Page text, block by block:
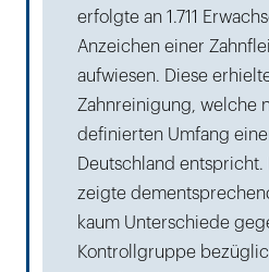
erfolgte an 1.711
Anzeichen einer
aufwiesen. Diese
Zahnreinigung, welche
definierten Umfang
Deutschland
zeigte
kaum Unterschiede
Kontrollgruppe